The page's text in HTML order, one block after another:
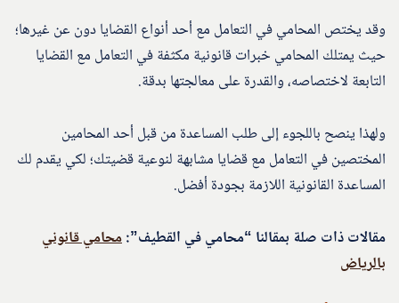
وقد يختص المحامي في التعامل مع أحد أنواع القضايا دون عن غيرها؛
حيث يمتلك المحامي خبرات قانونية مكثفة في التعامل مع القضايا
التابعة لاختصاصه، والقدرة على معالجتها بدقة.
ولهذا ينصح باللجوء إلى طلب المساعدة من قبل أحد المحامين
المختصين في التعامل مع قضايا مشابهة لنوعية قضيتك؛ لكي يقدم لك
المساعدة القانونية اللازمة بجودة أفضل.
مقالات ذات صلة بمقالنا “محامي في القطيف”:محامي قانوني
بالرياض